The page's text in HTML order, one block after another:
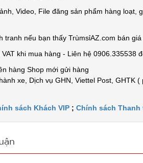
Video, File đăng sản phẩm hàng loạt,
nếu bạn thấy TrùmsỉAZ.com bán
khi mua hàng - Liên hệ 0906.335538
hàng Shop mới gửi hàng
xe, Dịch vụ GHN, Viettel Post, GHTK
sách Khách VIP ; Chính sách Thanh